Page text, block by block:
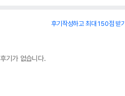
후기작성하고 최대 150점 받기
기가 없습니다.